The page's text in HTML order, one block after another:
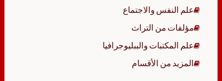
علم النفس والاجتماع
مؤلفات من التراث
علم المكتبات والببليوجرافيا
المزيد من الأقسام